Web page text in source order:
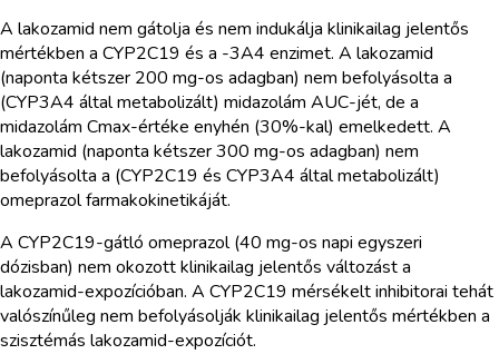
A lakozamid nem gátolja és nem indukálja klinikailag jelentős
mértékben a CYP2C19 és a -3A4 enzimet. A lakozamid
(naponta kétszer 200 mg-os adagban) nem befolyásolta a
(CYP3A4 által metabolizált) midazolám AUC-jét, de a
midazolám Cmax-értéke enyhén (30%-kal) emelkedett. A
lakozamid (naponta kétszer 300 mg-os adagban) nem
befolyásolta a (CYP2C19 és CYP3A4 által metabolizált)
omeprazol farmakokinetikáját.
A CYP2C19-gátló omeprazol (40 mg-os napi egyszeri
dózisban) nem okozott klinikailag jelentős változást a
lakozamid-expozícióban. A CYP2C19 mérsékelt inhibitorai tehát
valószínűleg nem befolyásolják klinikailag jelentős mértékben a
szisztémás lakozamid-expozíciót.